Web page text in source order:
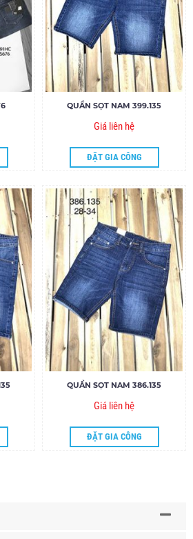
QUẦN SỌT NAM 399.135
Giá liên hệ
ĐẶT GIA CÔNG
QUẦN SỌT NAM 386.135
Giá liên hệ
ĐẶT GIA CÔNG